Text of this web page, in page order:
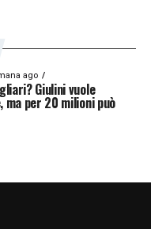
ago
Giulini vuole
per 20 milioni può